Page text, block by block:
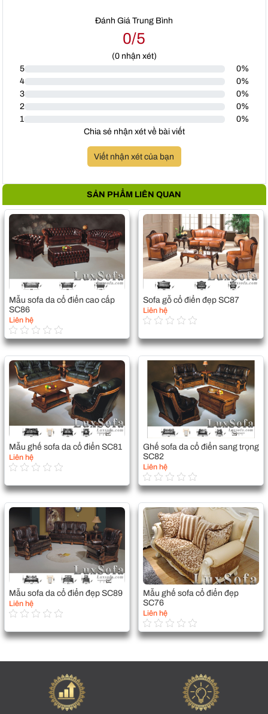
Đánh Giá Trung Bình
0/5
(0nhận xét)
5
0%
4
0%
3
0%
2
0%
1
0%
Chia sẻ nhận xét về bài viết
Viết nhận xét của bạn
SẢN PHẨM LIÊN QUAN
Mẫu sofa da cổ điển cao cấp
SC86
Liên hệ
Sofa gỗ cổ điển đẹp SC87
Liên hệ
Mẫu ghế sofa da cổ điển SC81
Liên hệ
Ghế sofa da cổ điển sang trọng
SC82
Liên hệ
Mẫu sofa da cổ điển đẹp SC89
Liên hệ
Mẫu ghế sofa cổ điển đẹp
SC76
Liên hệ